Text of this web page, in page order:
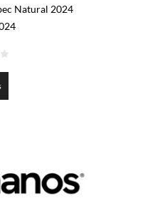
Natural 2024